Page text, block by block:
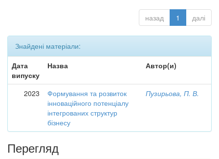
назад 1 далі
Знайдені матеріали:
Дата
випуску
Назва Автор(и)
2023
Формування та розвиток
інноваційного потенціалу
інтегрованих структур
бізнесу
Пузирьова, П. В.
Перегляд